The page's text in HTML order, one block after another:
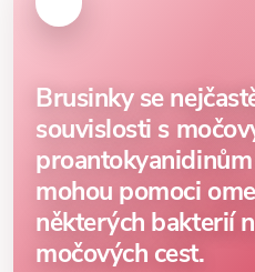
Brusinky se
souvislosti s
mohou pomoci
některých bakterií
močových cest.